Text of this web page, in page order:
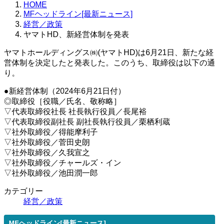
HOME
MFヘッドライン[最新ニュース]
経営／政策
ヤマトHD、新経営体制を発表
ヤマトホールディングス㈱(ヤマトHD)は6月21日、新たな経
営体制を決定したと発表した。このうち、取締役は以下の通
り。
●新経営体制（2024年6月21日付）
◎取締役［役職／氏名、敬称略］
▽代表取締役社長 社長執行役員／長尾裕
▽代表取締役副社長 副社長執行役員／栗栖利蔵
▽社外取締役／得能摩利子
▽社外取締役／菅田史朗
▽社外取締役／久我宣之
▽社外取締役／チャールズ・イン
▽社外取締役／池田潤一郎
カテゴリー
経営／政策